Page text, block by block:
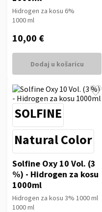
Hidrogen za kosu 6%
1000 ml
10,00 €
Dodaj u košaricu
SOLFINE
Natural Color
Solfine Oxy 10 Vol. (3
%) - Hidrogen za kosu
1000ml
Hidrogen za kosu 3% 1000 ml
1000 ml